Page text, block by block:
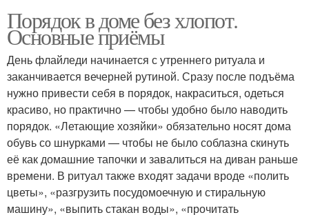
Порядок в доме без хлопот.
Основные приёмы
День флайледи начинается с утреннего ритуала и
заканчивается вечерней рутиной. Сразу после подъёма
нужно привести себя в порядок, накраситься, одеться
красиво, но практично — чтобы удобно было наводить
порядок. «Летающие хозяйки» обязательно носят дома
обувь со шнурками — чтобы не было соблазна скинуть
её как домашние тапочки и завалиться на диван раньше
времени. В ритуал также входят задачи вроде «полить
цветы», «разгрузить посудомоечную и стиральную
машину», «выпить стакан воды», «прочитать